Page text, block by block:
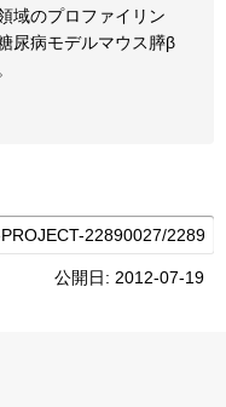
域のプロファイリン
尿病モデルマウス膵β
公開日: 2012-07-19